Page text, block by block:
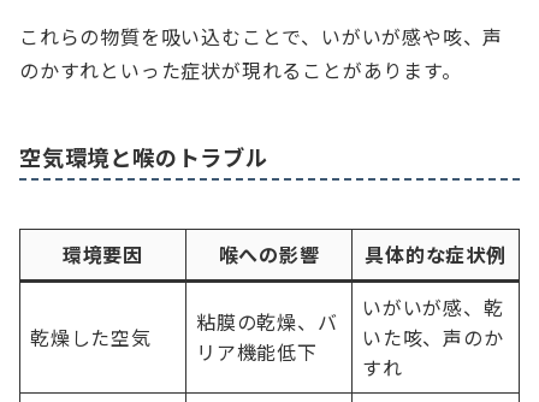
これらの物質を吸い込むことで、いがいが感や咳、声
のかすれといった症状が現れることがあります。
空気環境と喉のトラブル
環境要因 喉への影響 具体的な症状例
乾燥した空気
粘膜の乾燥、バ
リア機能低下
いがいが感、乾
いた咳、声のか
すれ